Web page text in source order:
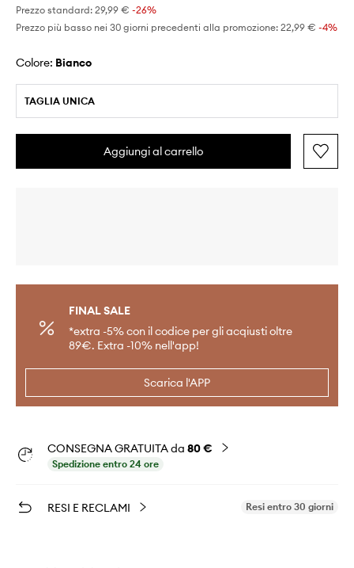
Prezzo standard: 29,99 € -26%
Prezzo più basso nei 30 giorni precedenti alla promozione: 22,99 € -4%
Colore: bianco
TAGLIA UNICA
Aggiungi al carrello
FINAL SALE
*extra -5% con il codice per gli acqiusti oltre
89€. Extra -10% nell'app!
Scarica l'APP
CONSEGNA GRATUITA da 80 €
Spedizione entro 24 ore
RESI E RECLAMI Resi entro 30 giorni